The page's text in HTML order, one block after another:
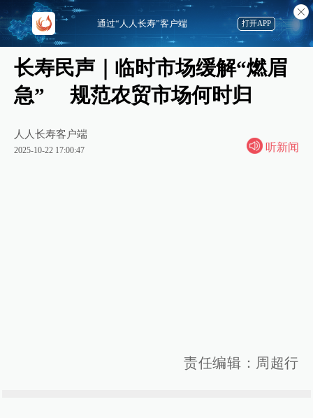
长寿民声｜临时市场缓解“燃眉
急” 规范农贸市场何时归
人人长寿客户端
2025-10-22 17:00:47 听新闻
责任编辑：周超行
通过“人人长寿”客户端 打开APP